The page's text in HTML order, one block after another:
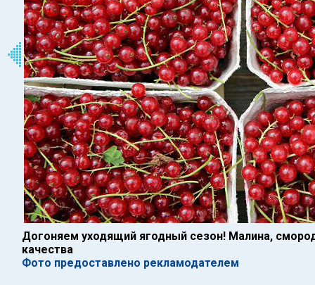
Догоняем уходящий ягодный сезон! Малина,
качества
Фото предоставлено рекламодателем